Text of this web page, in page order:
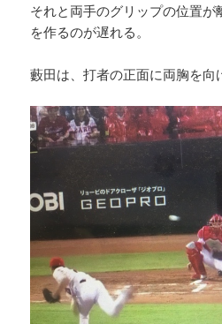
それと両手のグリップの位置
を作るのが遅れる。
藪田は、打者の正面に両胸を向